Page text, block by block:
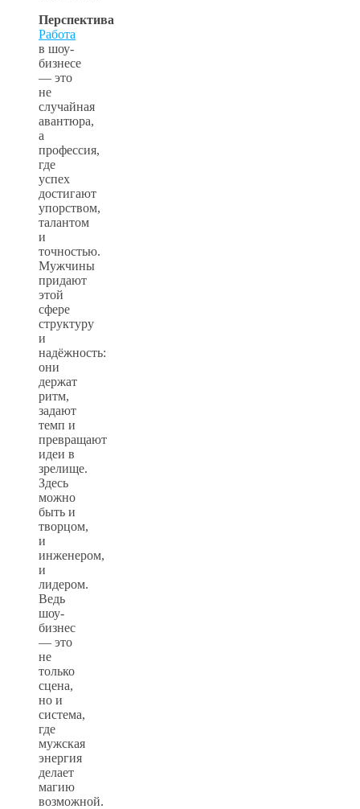
Перспектива
Работа
в шоу-
бизнесе
— это
не
случайная
авантюра,
а
профессия,
где
успех
достигают
упорством,
талантом
и
точностью.
Мужчины
придают
этой
сфере
структуру
и
надёжность:
они
держат
ритм,
задают
темп и
превращают
идеи в
зрелище.
Здесь
можно
быть и
творцом,
и
инженером,
и
лидером.
Ведь
шоу-
бизнес
— это
не
только
сцена,
но и
система,
где
мужская
энергия
делает
магию
возможной.